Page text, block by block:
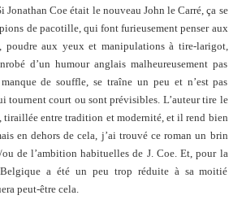
Jonathan Coe était le nouveau John le Carré, ça se
de pacotille, qui font furieusement penser aux
poudre aux yeux et manipulations à tire-larigot,
d’un humour anglais malheureusement pas
de souffle, se traîne un peu et n’est pas
tournent court ou sont prévisibles. L’auteur tire le
tiraillée entre tradition et modernité, et il rend bien
en dehors de cela, j’ai trouvé ce roman un brin
de l’ambition habituelles de J. Coe. Et, pour la
a été un peu trop réduite à sa moitié
peut-être cela.